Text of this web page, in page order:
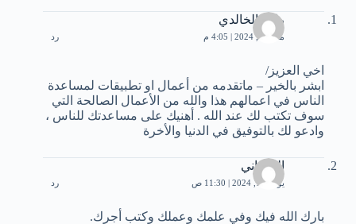
رافع الخالدي
مايو 12, 2024 | 4:05 م رد
اخي العزيز/
ابشر بالخير – ماتقدمه من أعمال او تطبيقات لمساعدة
الناس في اعمالهم هذا والله من الأعمال الصالحة التي
سوف تكتب لك عند الله . أهنيك على مساعدتك للناس ،
وادعو لك بالتوفيق في الدنيا والأخرة
الغزواني
يونيو 10, 2024 | 11:30 ص رد
بارك الله فيك وفي علمك وعملك وكتب أجرك.